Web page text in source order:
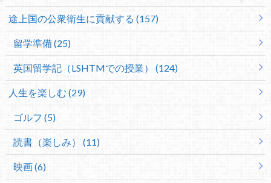
途上国の公衆衛生に貢献する (157)
留学準備 (25)
英国留学記（LSHTMでの授業） (124)
人生を楽しむ (29)
ゴルフ (5)
読書（楽しみ） (11)
映画 (6)